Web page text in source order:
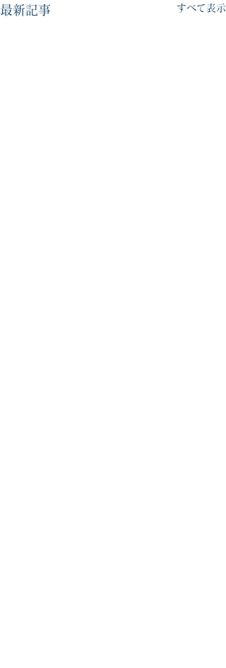
最新記事 すべて表示